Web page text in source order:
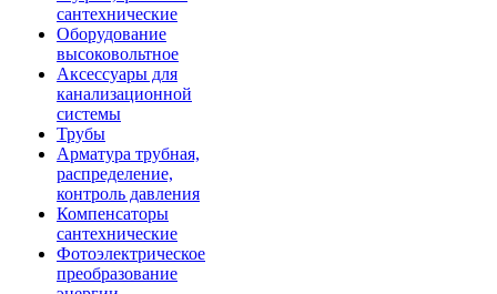
сантехнические
Оборудование
высоковольтное
Аксессуары для
канализационной
системы
Трубы
Арматура трубная,
распределение,
контроль давления
Компенсаторы
сантехнические
Фотоэлектрическое
преобразование